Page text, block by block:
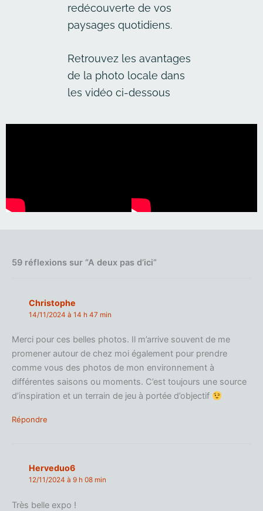
redécouverte de vos
paysages quotidiens.
Retrouvez les avantages
de la photo locale dans
les vidéo ci-dessous
59 réflexions sur “A deux pas d’ici”
Christophe
14/11/2024 à 14 h 47 min
Merci pour ces belles photos. Il m’arrive souvent de me
promener autour de chez moi également pour prendre
comme vous des photos de mon environnement à
différentes saisons ou moments. C’est toujours une source
d’inspiration et un terrain de jeu à portée d’objectif
Répondre
Herveduo6
12/11/2024 à 9 h 08 min
Très belle expo !